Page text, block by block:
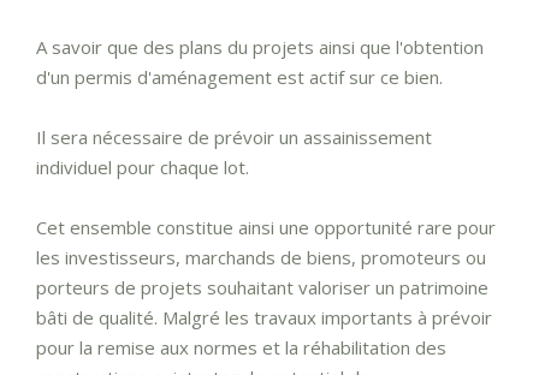
A savoir que des plans du projets ainsi que l'obtention
d'un permis d'aménagement est actif sur ce bien.
Il sera nécessaire de prévoir un assainissement
individuel pour chaque lot.
Cet ensemble constitue ainsi une opportunité rare pour
les investisseurs, marchands de biens, promoteurs ou
porteurs de projets souhaitant valoriser un patrimoine
bâti de qualité. Malgré les travaux importants à prévoir
pour la remise aux normes et la réhabilitation des